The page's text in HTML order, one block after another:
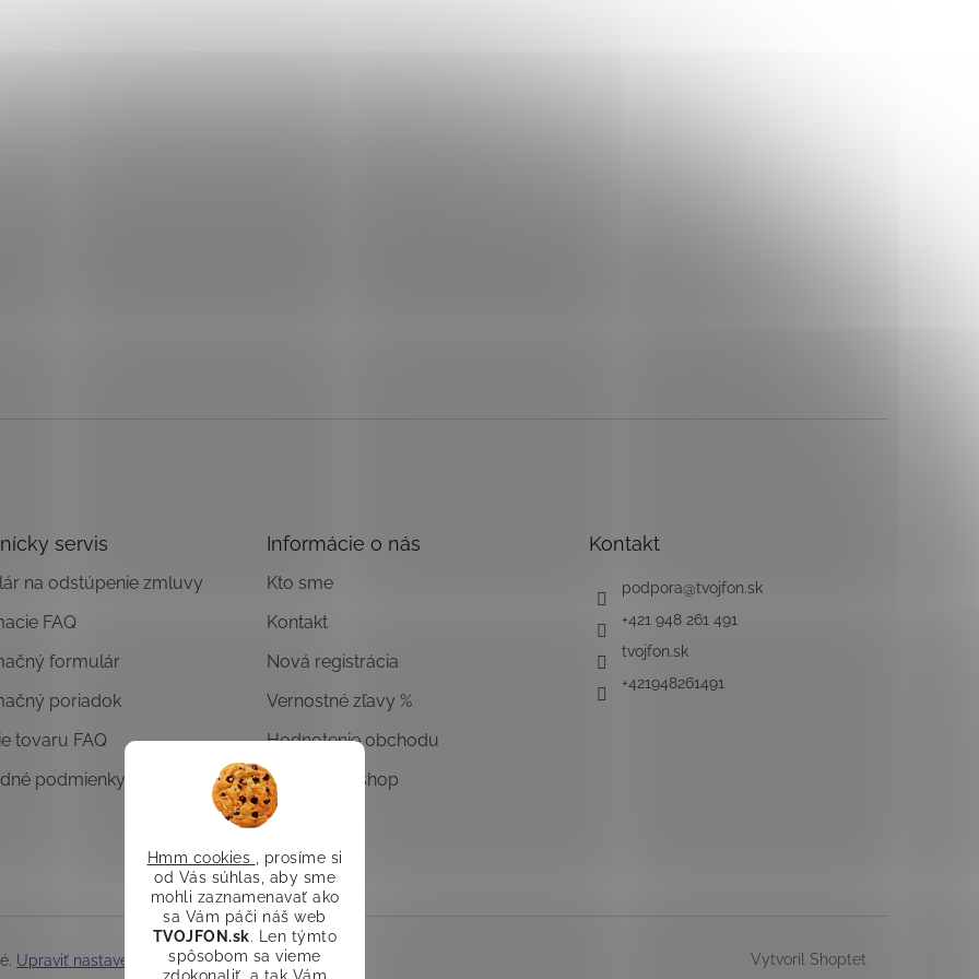
Hmm cookies
, prosíme si
od Vás súhlas, aby sme
mohli zaznamenavať ako
sa Vám páči náš web
TVOJFON.sk. Len týmto
spôsobom sa vieme
servis
na odstúpenie zmluvy
FAQ
formulár
poriadok
tovaru FAQ
podmienky
Informácie o nás
Kto sme
Kontakt
Nová registrácia
Vernostné zľavy %
Hodnotenie obchodu
Overený E-shop
Kontakt
podpora@tvojfon.sk
+421 948 261 491
tvojfon.sk
+421948261491
Vytvoril Shoptet
Upraviť nastavenie cookies